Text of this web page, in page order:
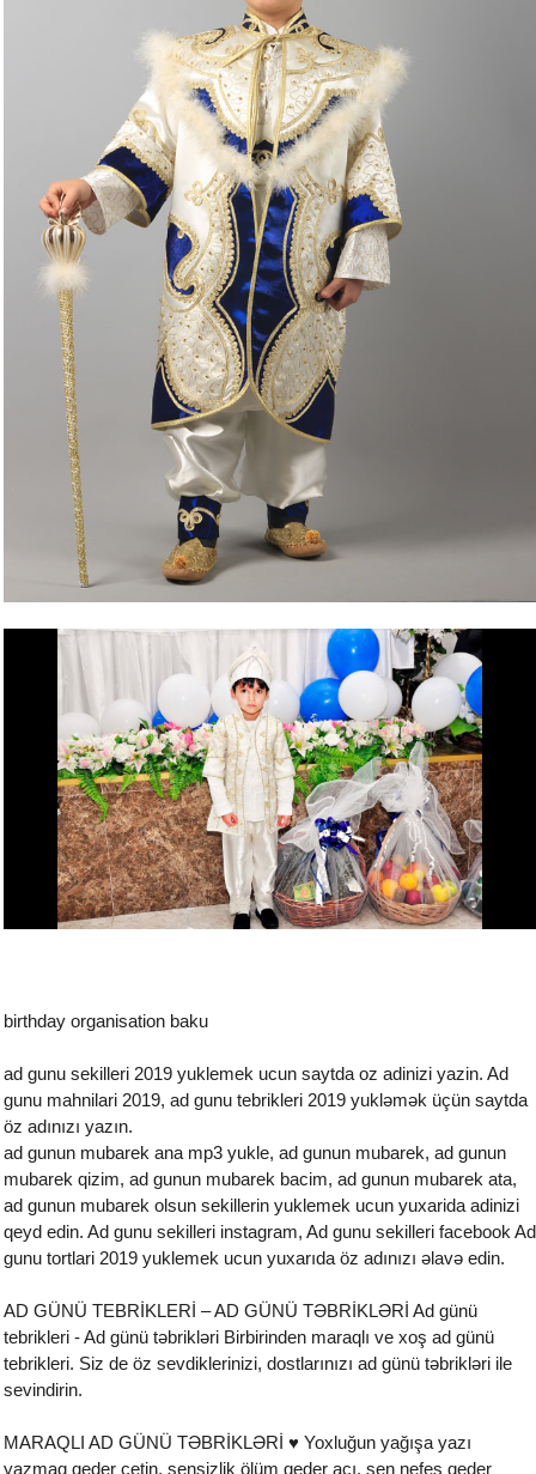
birthday organisation baku
ad gunu sekilleri 2019 yuklemek ucun saytda oz adinizi yazin. Ad
gunu mahnilari 2019, ad gunu tebrikleri 2019 yukləmək üçün saytda
öz adınızı yazın.
ad gunun mubarek ana mp3 yukle, ad gunun mubarek, ad gunun
mubarek qizim, ad gunun mubarek bacim, ad gunun mubarek ata,
ad gunun mubarek olsun sekillerin yuklemek ucun yuxarida adinizi
qeyd edin. Ad gunu sekilleri instagram, Ad gunu sekilleri facebook Ad
gunu tortlari 2019 yuklemek ucun yuxarıda öz adınızı əlavə edin.
AD GÜNÜ TEBRİKLERİ – AD GÜNÜ TƏBRİKLƏRİ Ad günü
tebrikleri - Ad günü təbrikləri Birbirinden maraqlı ve xoş ad günü
tebrikleri. Siz de öz sevdiklerinizi, dostlarınızı ad günü təbrikləri ile
sevindirin.
MARAQLI AD GÜNÜ TƏBRİKLƏRİ ♥ Yoxluğun yağışa yazı
yazmaq qeder çetin, sensizlik ölüm qeder acı, sen nefes qeder